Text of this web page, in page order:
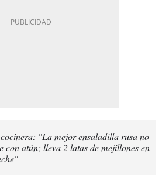
"La mejor ensaladilla rusa no
con atún; lleva 2 latas de mejillones en